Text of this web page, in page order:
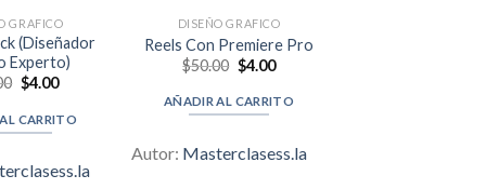
GRAFICO
(Diseñador
Experto)
Original
price
was:
$49.00.
$4.00Current
is:
$4.00.
CARRITO
DISEÑO GRAFICO
Reels Con Premiere Pro
$50.00 Original
price
was:
$50.00.
$4.00Current
is:
$4.00.
AÑADIR AL CARRITO
Autor: Masterclasess.la